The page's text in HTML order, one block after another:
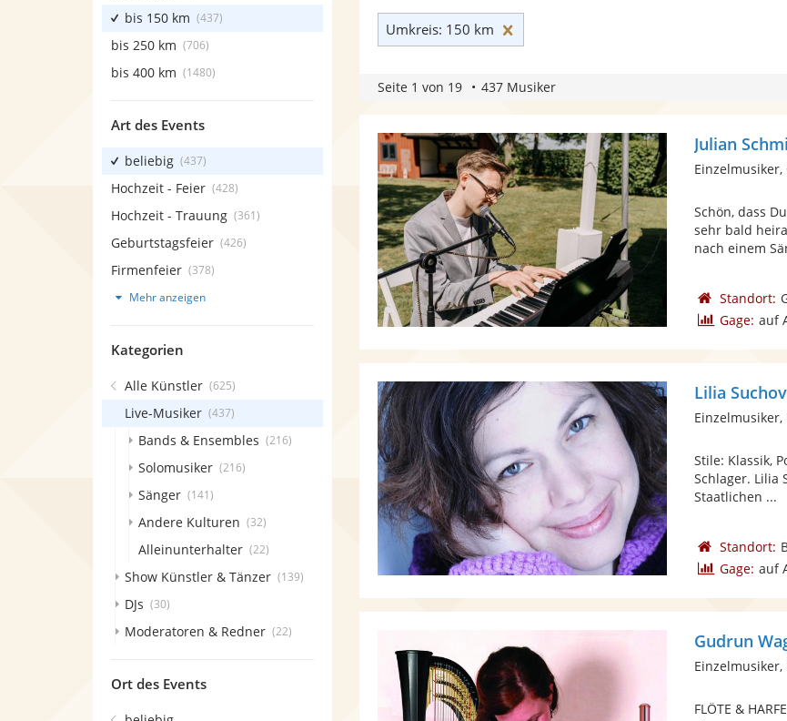
Umkreis: 150 km
Seite 1 von 19 437 Musiker
Julian
Einzelmusiker,
Schön, dass
sehr bald
nach einem
Standort:
Gage: auf
Lilia
Einzelmusiker,
Stile: Klassik,
Schlager. Lilia
Staatlichen ...
Standort:
Gage: auf
Gudrun
Einzelmusiker,
FLÖTE &
bis 150 km (437)
bis 250 km (706)
bis 400 km (1480)
Art des Events
beliebig (437)
Hochzeit - Feier (428)
Hochzeit - Trauung (361)
Geburtstagsfeier (426)
Firmenfeier (378)
Mehr anzeigen
Kategorien
Alle Künstler (625)
Live-Musiker (437)
Bands & Ensembles (216)
Solomusiker (216)
Sänger (141)
Andere Kulturen (32)
Alleinunterhalter (22)
Show Künstler & Tänzer (139)
DJs (30)
Moderatoren & Redner (22)
Ort des Events